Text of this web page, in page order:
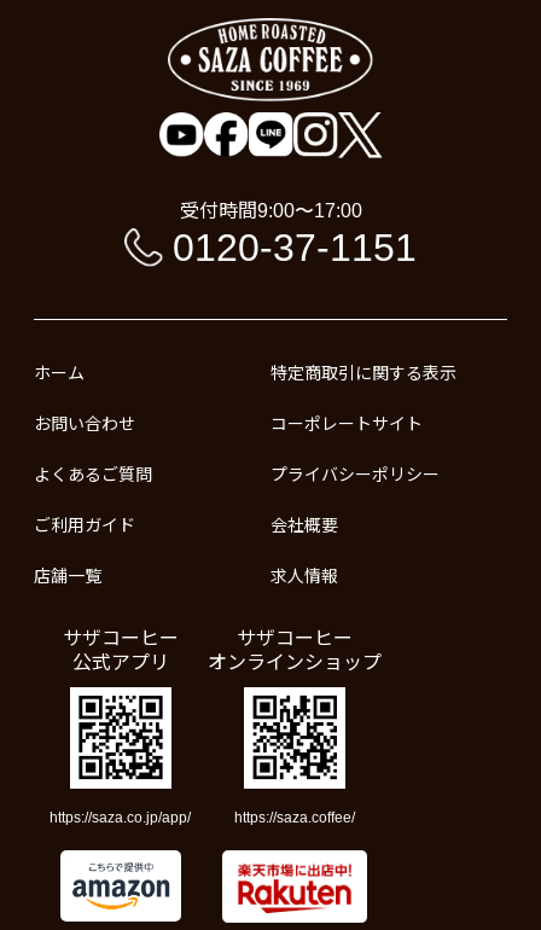
受付時間9:00〜17:00
0120-37-1151
ホーム
お問い合わせ
よくあるご質問
ご利用ガイド
店舗一覧
特定商取引に関する表示
コーポレートサイト
プライバシーポリシー
会社概要
求人情報
サザコーヒー
公式アプリ
https://saza.co.jp/app/
サザコーヒー
オンラインショップ
https://saza.coffee/